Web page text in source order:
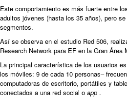
Este comportamiento es más fuerte entre
adultos jóvenes (hasta los 35 años), pero
segmentos.
Así se observa en el estudio Red 506,
Research Network para EF en la Gran Área
La principal característica de los usuarios
los móviles: 9 de cada 10 personas–
computadoras de escritorio, portátiles y
conectados a una red social o app .